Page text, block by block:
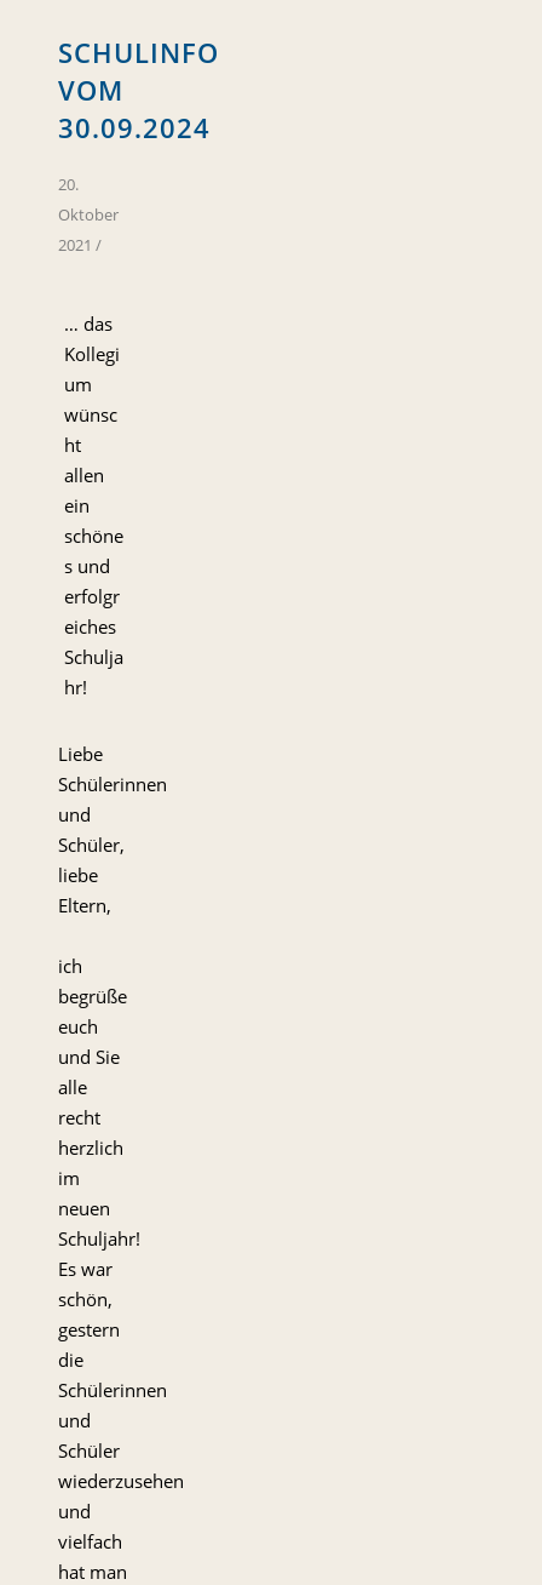
SCHULINFO
VOM
30.09.2024
20.
Oktober
2021 /
… das
Kollegi
um
wünsc
ht
allen
ein
schöne
s und
erfolgr
eiches
Schulja
hr!
Liebe
Schülerinnen
und
Schüler,
liebe
Eltern,
ich
begrüße
euch
und Sie
alle
recht
herzlich
im
neuen
Schuljahr!
Es war
schön,
gestern
die
Schülerinnen
und
Schüler
wiederzusehen
und
vielfach
hat man